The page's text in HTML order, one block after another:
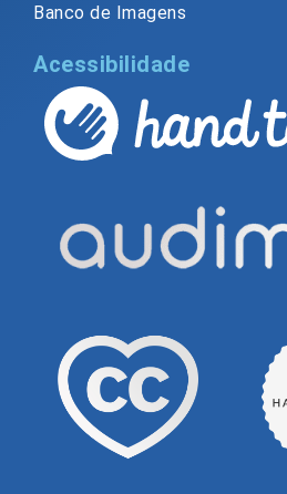
Banco de Imagens
Acessibilidade